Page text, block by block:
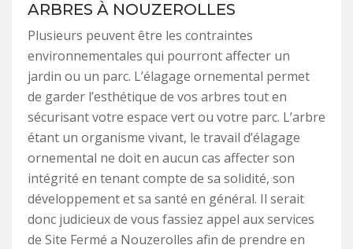
ARBRES À NOUZEROLLES
Plusieurs peuvent être les contraintes
environnementales qui pourront affecter un
jardin ou un parc. L’élagage ornemental permet
de garder l’esthétique de vos arbres tout en
sécurisant votre espace vert ou votre parc. L’arbre
étant un organisme vivant, le travail d’élagage
ornemental ne doit en aucun cas affecter son
intégrité en tenant compte de sa solidité, son
développement et sa santé en général. Il serait
donc judicieux de vous fassiez appel aux services
de Site Fermé a Nouzerolles afin de prendre en